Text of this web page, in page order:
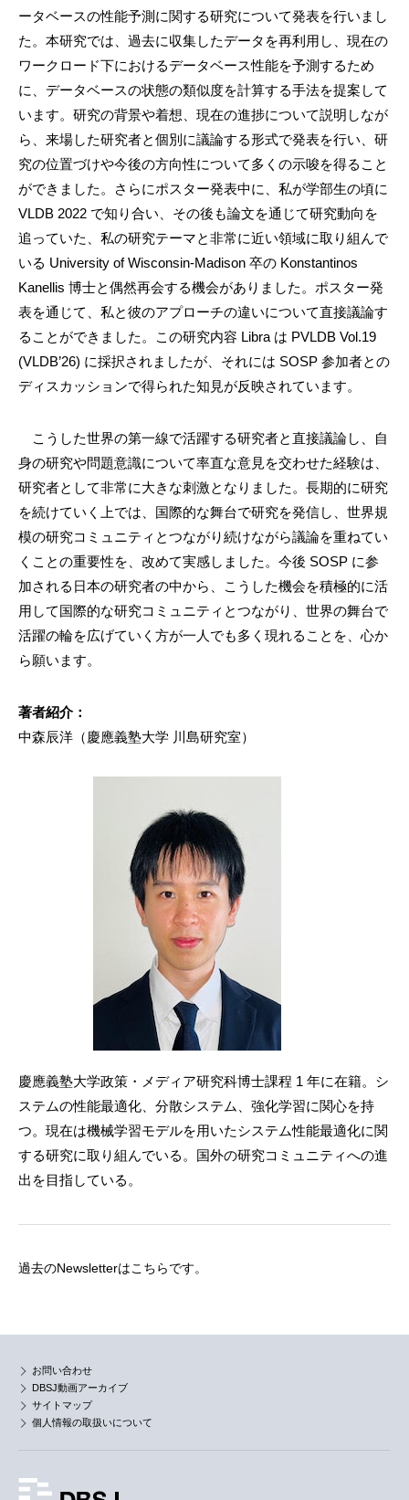
ータベースの性能予測に関する研究について発表を行いまし
た。本研究では、過去に収集したデータを再利用し、現在の
ワークロード下におけるデータベース性能を予測するため
に、データベースの状態の類似度を計算する手法を提案して
います。研究の背景や着想、現在の進捗について説明しなが
ら、来場した研究者と個別に議論する形式で発表を行い、研
究の位置づけや今後の方向性について多くの示唆を得ること
ができました。さらにポスター発表中に、私が学部生の頃に
VLDB 2022 で知り合い、その後も論文を通じて研究動向を
追っていた、私の研究テーマと非常に近い領域に取り組んで
いる University of Wisconsin-Madison 卒の Konstantinos
Kanellis 博士と偶然再会する機会がありました。ポスター発
表を通じて、私と彼のアプローチの違いについて直接議論す
ることができました。この研究内容 Libra は PVLDB Vol.19
(VLDB’26) に採択されましたが、それには SOSP 参加者との
ディスカッションで得られた知見が反映されています。
こうした世界の第一線で活躍する研究者と直接議論し、自
身の研究や問題意識について率直な意見を交わせた経験は、
研究者として非常に大きな刺激となりました。長期的に研究
を続けていく上では、国際的な舞台で研究を発信し、世界規
模の研究コミュニティとつながり続けながら議論を重ねてい
くことの重要性を、改めて実感しました。今後 SOSP に参
加される日本の研究者の中から、こうした機会を積極的に活
用して国際的な研究コミュニティとつながり、世界の舞台で
活躍の輪を広げていく方が一人でも多く現れることを、心か
ら願います。
著者紹介：
中森辰洋（慶應義塾大学 川島研究室）
慶應義塾大学政策・メディア研究科博士課程 1 年に在籍。シ
ステムの性能最適化、分散システム、強化学習に関心を持
つ。現在は機械学習モデルを用いたシステム性能最適化に関
する研究に取り組んでいる。国外の研究コミュニティへの進
出を目指している。
過去のNewsletterはこちらです。
お問い合わせ
DBSJ動画アーカイブ
サイトマップ
個人情報の取扱いについて